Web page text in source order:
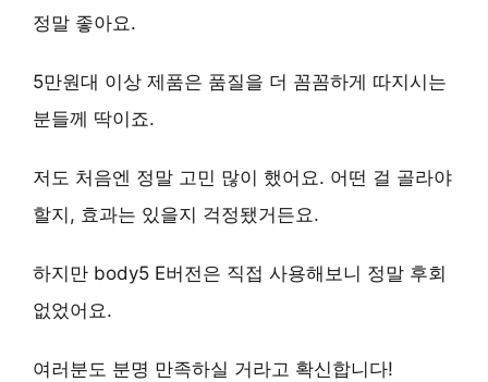
정말 좋아요.
5만원대 이상 제품은 품질을 더 꼼꼼하게 따지시는
분들께 딱이죠.
저도 처음엔 정말 고민 많이 했어요. 어떤 걸 골라야
할지, 효과는 있을지 걱정됐거든요.
하지만 body5 E버전은 직접 사용해보니 정말 후회
없었어요.
여러분도 분명 만족하실 거라고 확신합니다!